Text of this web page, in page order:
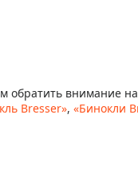
обратить внимание
Bresser», «Бинокли